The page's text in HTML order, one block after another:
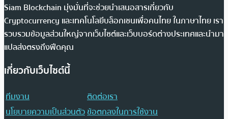
Siam Blockchain มุ่งมั่นที่จะช่วยนำเสนอสารเกี่ยวกับ
Cryptocurrency และเทคโนโลยีบล็อกเชนเพื่อคนไทย ในภาษาไทย เรา
รวบรวมข้อมูลส่วนใหญ่จากเว็บไซต์และเว็บบอร์ดต่างประเทศและนำมา
แปลส่งตรงถึงฟีดคุณ
เกี่ยวกับเว็บไซต์นี้
ทีมงาน
ติดต่อเรา
นโยบายความเป็นส่วนตัวข้อตกลงในการใช้งาน